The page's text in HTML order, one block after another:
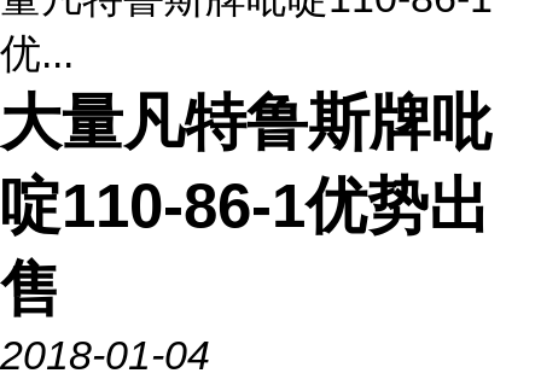
优...
大量凡特鲁斯牌吡
啶110-86-1优势出
售
2018-01-04